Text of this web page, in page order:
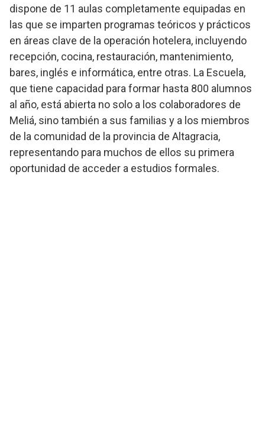
dispone de 11 aulas completamente equipadas en
las que se imparten programas teóricos y prácticos
en áreas clave de la operación hotelera, incluyendo
recepción, cocina, restauración, mantenimiento,
bares, inglés e informática, entre otras. La Escuela,
que tiene capacidad para formar hasta 800 alumnos
al año, está abierta no solo a los colaboradores de
Meliá, sino también a sus familias y a los miembros
de la comunidad de la provincia de Altagracia,
representando para muchos de ellos su primera
oportunidad de acceder a estudios formales.